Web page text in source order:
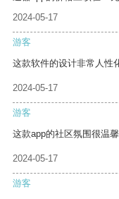
2024-05-17
游客
这款软件的设计非常人性
2024-05-17
游客
这款app的社区氛围很温
2024-05-17
游客